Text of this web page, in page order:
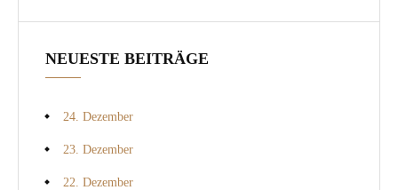
NEUESTE BEITRÄGE
24. Dezember
23. Dezember
22. Dezember